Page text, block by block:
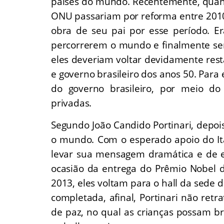
ONU passariam por reforma entre
obra de seu pai por esse período.
percorrerem o mundo e finalmente
eles deveriam voltar devidamente
e governo brasileiro dos anos 50.
do governo brasileiro, por meio
privadas.
Segundo João Candido Portinari,
o mundo. Com o esperado apoio do
levar sua mensagem dramática e de
ocasião da entrega do Prêmio Nobel
2013, eles voltam para o hall da sede
completada, afinal, Portinari não
de paz, no qual as crianças possam